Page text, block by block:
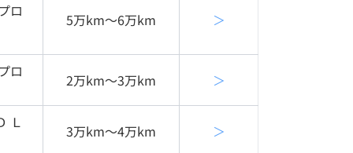
ロ
5万km〜6万km ＞
ロ
2万km〜3万km ＞
Ｌ
3万km〜4万km ＞